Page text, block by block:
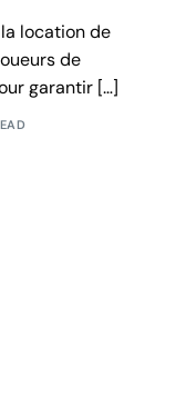
location de
de
garantir […]